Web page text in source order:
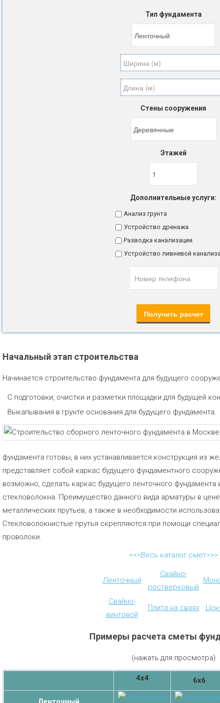
Тип фундамента
Стены сооружения
Этажей
Дополнительные услуги:
Анализ грунта
Устройство дренажа
Разводка канализации
Устройство ливневой
Начальный этап строительства
Начинается строительство фундамента для будущего
С подготовки, очистки и разметки площадки для будущей
Выкапывания в грунте основания для будущего фундамента.
фундамента готовы, в них устанавливается конструкция из
представляет собой каркас будущего фундаментного
возможно, сделать каркас будущего ленточного фундамента
стекловолокна. Преимущество данного вида арматуры в
металлических прутьев, а также в необходимости
Стекловолокнистые прутья скрепляются при помощи
проволоки.
<<<Весь каталог смет>>>
Ленточный
Свайно-
ростверковый
Свайно-
винтовой
Плита на сваях
Примеры расчета сметы
(нажать для просмотра)
4х4 6х6